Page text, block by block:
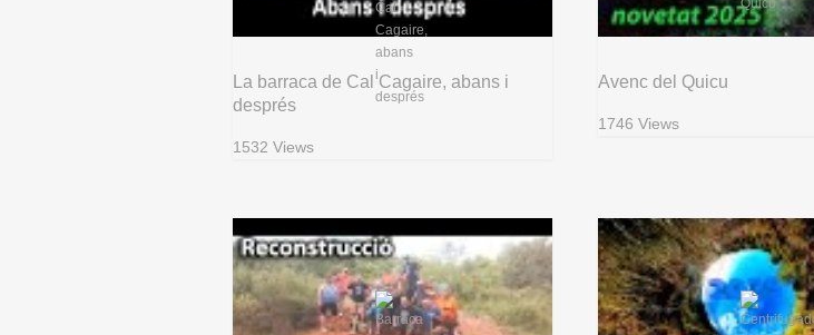
La barraca de Cal Cagaire, abans i
després
1532 Views
Avenc del Quicu
1746 Views